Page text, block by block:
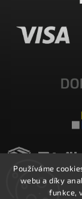
Používáme
webu a díky
funkce,